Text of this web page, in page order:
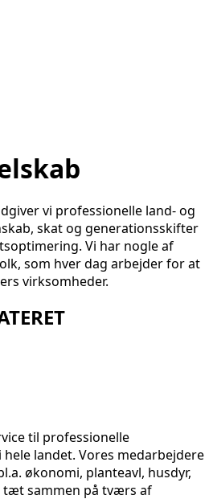
vi professionelle land- og
skat og generationsskifter
Vi har nogle af
som hver dag arbejder for at
virksomheder.
til professionelle
landet. Vores medarbejdere
økonomi, planteavl, husdyr,
tæt sammen på tværs af